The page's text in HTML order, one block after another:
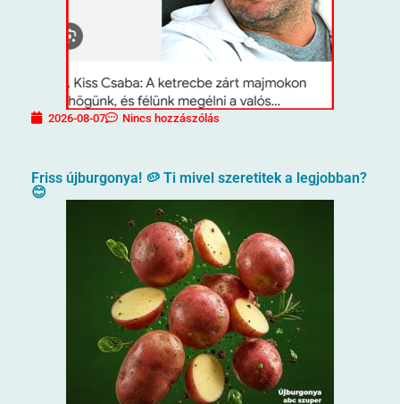
2026-08-07 Nincs hozzászólás
Friss újburgonya! 🥔 Ti mivel szeretitek a legjobban?
😊